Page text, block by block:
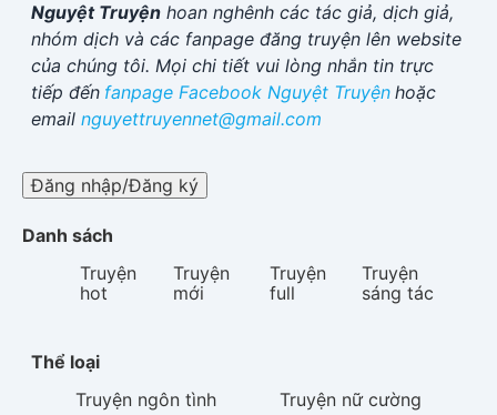
Nguyệt Truyện hoan nghênh các tác giả, dịch giả,
nhóm dịch và các fanpage đăng truyện lên website
của chúng tôi. Mọi chi tiết vui lòng nhắn tin trực
tiếp đến fanpage Facebook Nguyệt Truyện hoặc
email nguyettruyennet@gmail.com
Đăng nhập/Đăng ký
Danh sách
Truyện
hot
Truyện
mới
Truyện
full
Truyện
sáng tác
Thể loại
Truyện ngôn tình Truyện nữ cường